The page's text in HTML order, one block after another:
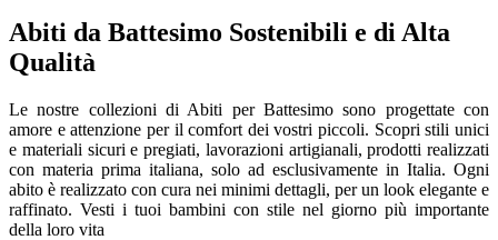
Abiti da Battesimo Sostenibili e di Alta
Qualità
Le nostre collezioni di Abiti per Battesimo sono progettate con
amore e attenzione per il comfort dei vostri piccoli. Scopri stili unici
e materiali sicuri e pregiati, lavorazioni artigianali, prodotti realizzati
con materia prima italiana, solo ad esclusivamente in Italia. Ogni
abito è realizzato con cura nei minimi dettagli, per un look elegante e
raffinato. Vesti i tuoi bambini con stile nel giorno più importante
della loro vita